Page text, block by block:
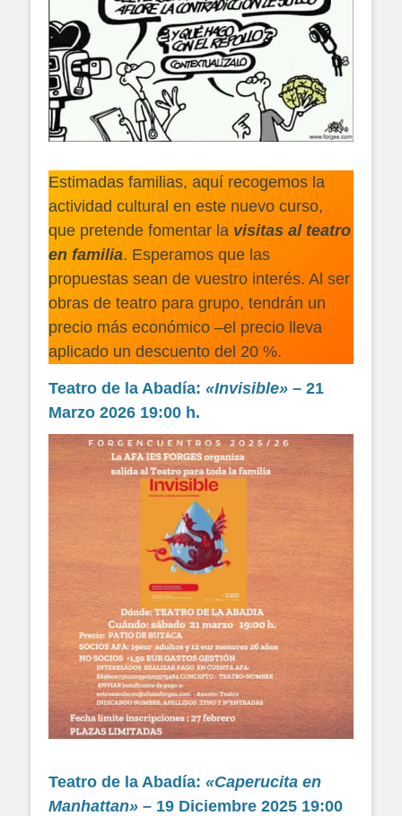
Estimadas familias, aquí recogemos la
actividad cultural en este nuevo curso,
que pretende fomentar la visitas al teatro
en familia. Esperamos que las
propuestas sean de vuestro interés. Al ser
obras de teatro para grupo, tendrán un
precio más económico –el precio lleva
aplicado un descuento del 20 %.
Teatro de la Abadía: «Invisible» – 21
Marzo 2026 19:00 h.
Teatro de la Abadía: «Caperucita en
Manhattan» – 19 Diciembre 2025 19:00